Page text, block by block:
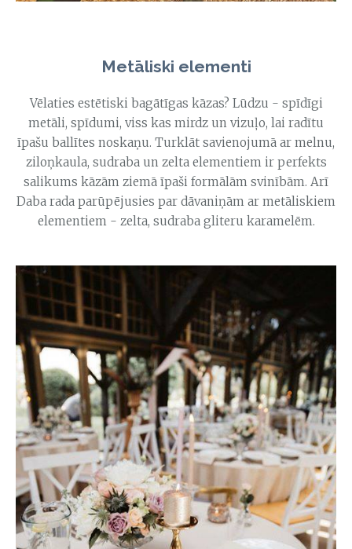
Metāliski elementi
Vēlaties estētiski bagātīgas kāzas? Lūdzu - spīdīgi
metāli, spīdumi, viss kas mirdz un vizuļo, lai radītu
īpašu ballītes noskaņu. Turklāt savienojumā ar melnu,
ziloņkaula, sudraba un zelta elementiem ir perfekts
salikums kāzām ziemā īpaši formālām svinībām. Arī
Daba rada parūpējusies par dāvaniņām ar metāliskiem
elementiem - zelta, sudraba gliteru karamelēm.